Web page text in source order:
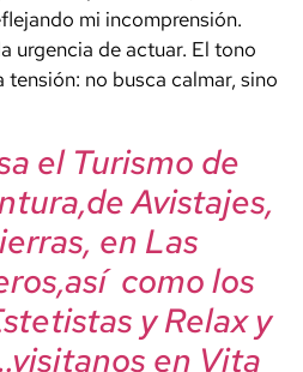
mi incomprensión.
urgencia de actuar. El tono
tensión: no busca calmar, sino
el Turismo de
Avistajes,
en Las
como los
y Relax y
en Vita